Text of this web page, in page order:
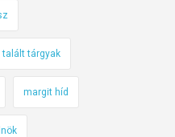
talált tárgyak
margit híd